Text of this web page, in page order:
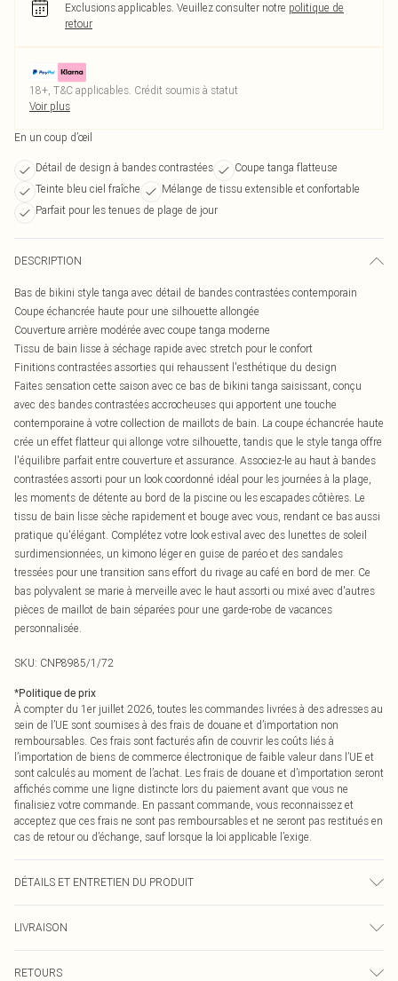
Exclusions applicables. Veuillez consulter notre politique de
retour
18+, T&C applicables. Crédit soumis à statut
Voir plus
En un coup d’œil
Détail de design à bandes contrastées
Coupe tanga flatteuse
Teinte bleu ciel fraîche
Mélange de tissu extensible et confortable
Parfait pour les tenues de plage de jour
DESCRIPTION
Bas de bikini style tanga avec détail de bandes contrastées contemporain
Coupe échancrée haute pour une silhouette allongée
Couverture arrière modérée avec coupe tanga moderne
Tissu de bain lisse à séchage rapide avec stretch pour le confort
Finitions contrastées assorties qui rehaussent l'esthétique du design
Faites sensation cette saison avec ce bas de bikini tanga saisissant, conçu
avec des bandes contrastées accrocheuses qui apportent une touche
contemporaine à votre collection de maillots de bain. La coupe échancrée haute
crée un effet flatteur qui allonge votre silhouette, tandis que le style tanga offre
l'équilibre parfait entre couverture et assurance. Associez-le au haut à bandes
contrastées assorti pour un look coordonné idéal pour les journées à la plage,
les moments de détente au bord de la piscine ou les escapades côtières. Le
tissu de bain lisse sèche rapidement et bouge avec vous, rendant ce bas aussi
pratique qu'élégant. Complétez votre look estival avec des lunettes de soleil
surdimensionnées, un kimono léger en guise de paréo et des sandales
tressées pour une transition sans effort du rivage au café en bord de mer. Ce
bas polyvalent se marie à merveille avec le haut assorti ou mixé avec d'autres
pièces de maillot de bain séparées pour une garde-robe de vacances
personnalisée.
SKU: CNP8985/1/72
*Politique de prix
À compter du 1er juillet 2026, toutes les commandes livrées à des adresses au
sein de l’UE sont soumises à des frais de douane et d’importation non
remboursables. Ces frais sont facturés afin de couvrir les coûts liés à
l’importation de biens de commerce électronique de faible valeur dans l’UE et
sont calculés au moment de l’achat. Les frais de douane et d’importation seront
affichés comme une ligne distincte lors du paiement avant que vous ne
finalisiez votre commande. En passant commande, vous reconnaissez et
acceptez que ces frais ne sont pas remboursables et ne seront pas restitués en
cas de retour ou d’échange, sauf lorsque la loi applicable l’exige.
DÉTAILS ET ENTRETIEN DU PRODUIT
couleur peut déteindre.
LIVRAISON
RETOURS